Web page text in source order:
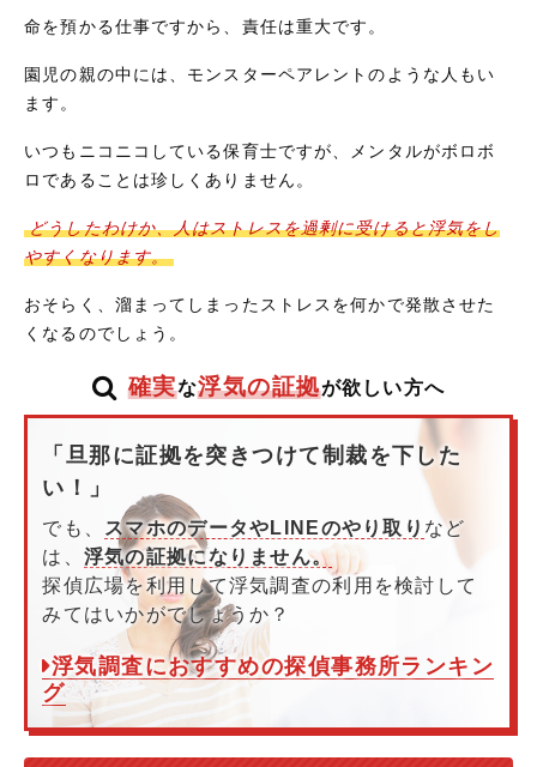
命を預かる仕事ですから、責任は重大です。
園児の親の中には、モンスターペアレントのような人もい
ます。
いつもニコニコしている保育士ですが、メンタルがボロボ
ロであることは珍しくありません。
どうしたわけか、人はストレスを過剰に受けると浮気をし
やすくなります。
おそらく、溜まってしまったストレスを何かで発散させた
くなるのでしょう。
確実な浮気の証拠が欲しい方へ
「旦那に証拠を突きつけて制裁を下した
い！」
でも、 スマホのデータやLINEのやり取り など
は、 浮気の証拠になりません。
探偵広場を利用して浮気調査の利用を検討して
みてはいかがでしょうか？
浮気調査におすすめの探偵事務所ランキン
グ